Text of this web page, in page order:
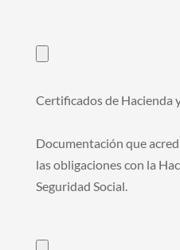
Certificados de Hacienda
Documentación que
las obligaciones con la
Seguridad Social.